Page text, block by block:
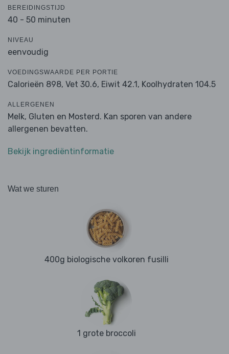
BEREIDINGSTIJD
40 - 50 minuten
NIVEAU
eenvoudig
VOEDINGSWAARDE PER PORTIE
Calorieën 898, Vet 30.6, Eiwit 42.1, Koolhydraten 104.5
ALLERGENEN
Melk, Gluten en Mosterd. Kan sporen van andere
allergenen bevatten.
Bekijk ingrediëntinformatie
Wat we sturen
400g biologische volkoren fusilli
1 grote broccoli